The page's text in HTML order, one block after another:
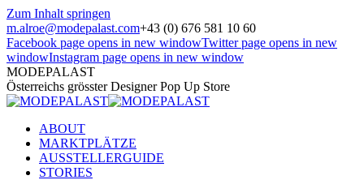
Zum Inhalt springen
m.alroe@modepalast.com+43 (0) 676 581 10 60
Facebook page opens in new windowTwitter page opens in new
windowInstagram page opens in new window
MODEPALAST
Österreichs grösster Designer Pop Up Store
ABOUT
MARKTPLÄTZE
AUSSTELLERGUIDE
STORIES